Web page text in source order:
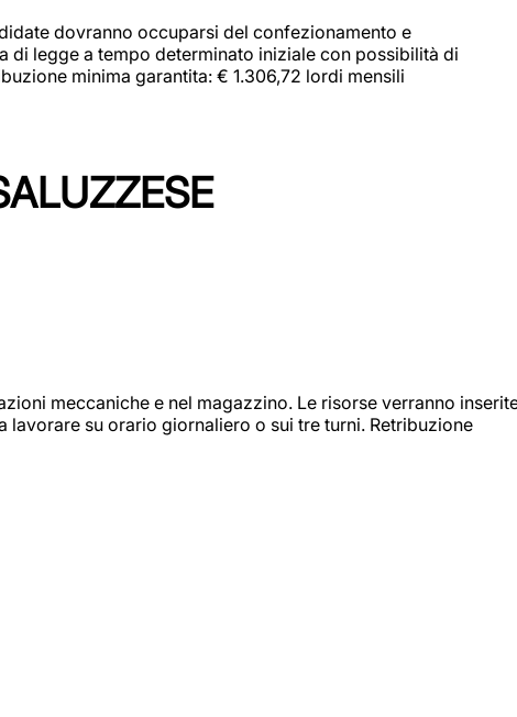
dovranno occuparsi del confezionamento e
legge a tempo determinato iniziale con possibilità di
minima garantita: € 1.306,72 lordi mensili
meccaniche e nel magazzino. Le risorse verranno
su orario giornaliero o sui tre turni. Retribuzione